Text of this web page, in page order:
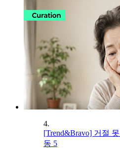
4.
[Trend&Bravo] 거절
동 5